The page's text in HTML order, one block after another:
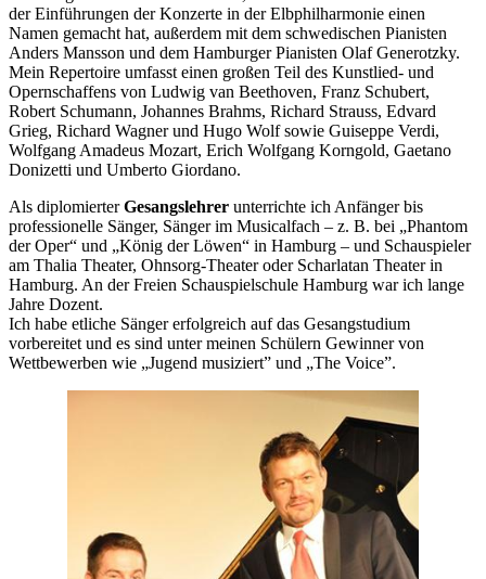
der Einführungen der Konzerte in der Elbphilharmonie einen
Namen gemacht hat, außerdem mit dem schwedischen Pianisten
Anders Mansson und dem Hamburger Pianisten Olaf Generotzky.
Mein Repertoire umfasst einen großen Teil des Kunstlied- und
Opernschaffens von Ludwig van Beethoven, Franz Schubert,
Robert Schumann, Johannes Brahms, Richard Strauss, Edvard
Grieg, Richard Wagner und Hugo Wolf sowie Guiseppe Verdi,
Wolfgang Amadeus Mozart, Erich Wolfgang Korngold, Gaetano
Donizetti und Umberto Giordano.
Als diplomierterGesangslehrer unterrichte ich Anfänger bis
professionelle Sänger, Sänger im Musicalfach – z. B. bei „Phantom
der Oper“ und „König der Löwen“ in Hamburg – und Schauspieler
am Thalia Theater, Ohnsorg-Theater oder Scharlatan Theater in
Hamburg. An der Freien Schauspielschule Hamburg war ich lange
Jahre Dozent.
Ich habe etliche Sänger erfolgreich auf das Gesangstudium
vorbereitet und es sind unter meinen Schülern Gewinner von
Wettbewerben wie „Jugend musiziert” und „The Voice”.